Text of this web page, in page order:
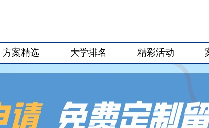
方案精选 大学排名 精彩活动